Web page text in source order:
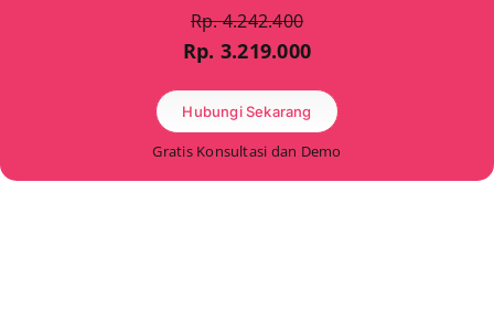
Rp. 4.242.400
Rp. 3.219.000
Hubungi Sekarang
Gratis Konsultasi dan Demo